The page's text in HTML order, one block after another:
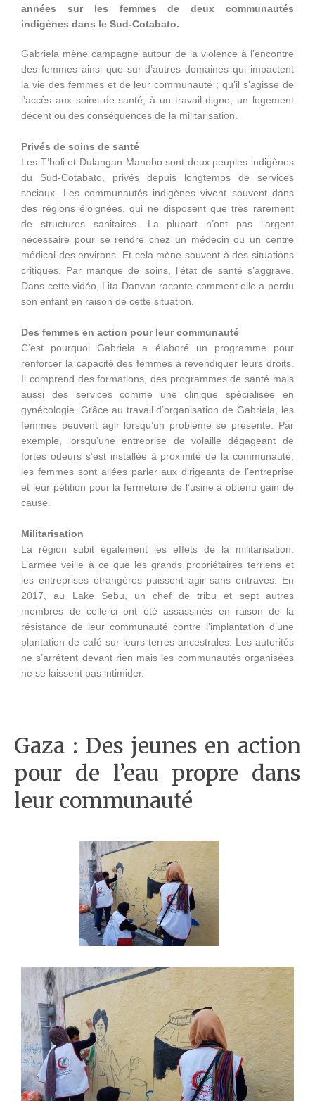
années sur les femmes de deux communautés
indigènes dans le Sud-Cotabato.
Gabriela mène campagne autour de la violence à l’encontre
des femmes ainsi que sur d’autres domaines qui impactent
la vie des femmes et de leur communauté ; qu’il s’agisse de
l’accès aux soins de santé, à un travail digne, un logement
décent ou des conséquences de la militarisation.
Privés de soins de santé
Les T’boli et Dulangan Manobo sont deux peuples indigènes
du Sud-Cotabato, privés depuis longtemps de services
sociaux. Les communautés indigènes vivent souvent dans
des régions éloignées, qui ne disposent que très rarement
de structures sanitaires. La plupart n’ont pas l’argent
nécessaire pour se rendre chez un médecin ou un centre
médical des environs. Et cela mène souvent à des situations
critiques. Par manque de soins, l’état de santé s’aggrave.
Dans cette vidéo, Lita Danvan raconte comment elle a perdu
son enfant en raison de cette situation.
Des femmes en action pour leur communauté
C’est pourquoi Gabriela a élaboré un programme pour
renforcer la capacité des femmes à revendiquer leurs droits.
Il comprend des formations, des programmes de santé mais
aussi des services comme une clinique spécialisée en
gynécologie. Grâce au travail d’organisation de Gabriela, les
femmes peuvent agir lorsqu’un problème se présente. Par
exemple, lorsqu’une entreprise de volaille dégageant de
fortes odeurs s’est installée à proximité de la communauté,
les femmes sont allées parler aux dirigeants de l’entreprise
et leur pétition pour la fermeture de l’usine a obtenu gain de
cause.
Militarisation
La région subit également les effets de la militarisation.
L’armée veille à ce que les grands propriétaires terriens et
les entreprises étrangères puissent agir sans entraves. En
2017, au Lake Sebu, un chef de tribu et sept autres
membres de celle-ci ont été assassinés en raison de la
résistance de leur communauté contre l’implantation d’une
plantation de café sur leurs terres ancestrales. Les autorités
ne s’arrêtent devant rien mais les communautés organisées
ne se laissent pas intimider.
Gaza : Des jeunes en action
pour de l’eau propre dans
leur communauté